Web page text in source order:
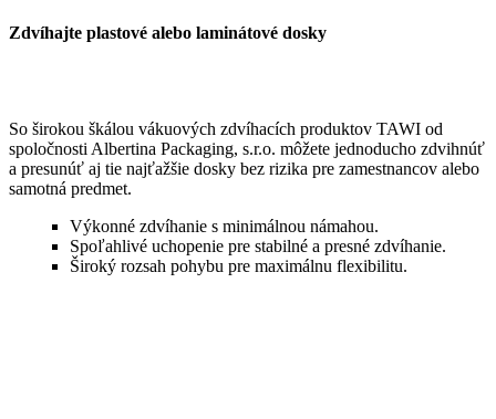
Zdvíhajte plastové alebo laminátové dosky
So širokou škálou vákuových zdvíhacích produktov TAWI od
spoločnosti Albertina Packaging, s.r.o. môžete jednoducho zdvihnúť
a presunúť aj tie najťažšie dosky bez rizika pre zamestnancov alebo
samotná predmet.
Výkonné zdvíhanie s minimálnou námahou.
Spoľahlivé uchopenie pre stabilné a presné zdvíhanie.
Široký rozsah pohybu pre maximálnu flexibilitu.